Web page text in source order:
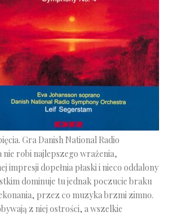
Gra Danish National Radio
robi najlepszego wrażenia,
impresji dopełnia płaski i nieco oddalony
dominuje tu jednak poczucie braku
przez co muzyka brzmi zimno.
z niej ostrości, a wszelkie